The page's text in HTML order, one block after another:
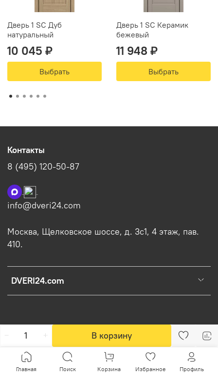
В корзину
Дверь 1 SC Дуб
натуральный
10 045 ₽
Выбрать
Дверь 1 SC Керамик
бежевый
11 948 ₽
Выбрать
DVERI24.com
Контакты
8 (495) 120-50-87
info@dveri24.com
Москва, Щелковское шоссе, д. 3с1, 4 этаж, пав.
410.
Главная Поиск Корзина Избранное Профиль